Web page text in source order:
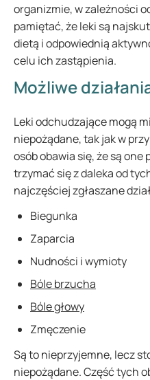
organizmie, w zależności
pamiętać, że leki są
dietą i odpowiednią
celu ich zastąpienia.
Możliwe
Leki odchudzające mogą
niepożądane, tak jak w
osób obawia się, że są one
trzymać się z daleka od
najczęściej zgłaszane
Biegunka
Zaparcia
Nudności i wymioty
Bóle brzucha
Bóle głowy
Zmęczenie
Są to nieprzyjemne, lecz
niepożądane. Część tych